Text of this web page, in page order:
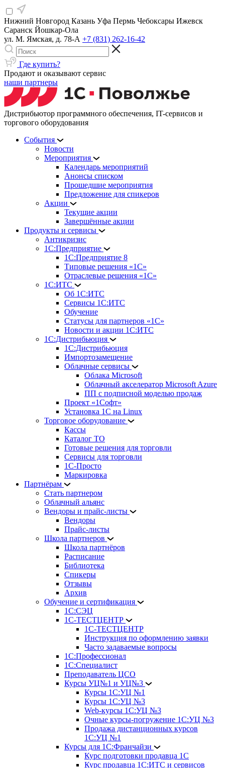
Нижний Новгород Казань Уфа Пермь Чебоксары Ижевск
Саранск Йошкар-Ола
ул. М. Ямская, д. 78-А +7 (831) 262-16-42
Где купить?
Продают и оказывают сервис
наши партнеры
Дистрибьютор программного обеспечения, IT-сервисов и
торгового оборудования
События
Новости
Мероприятия
Календарь мероприятий
Анонсы списком
Прошедшие мероприятия
Предложение для спикеров
Акции
Текущие акции
Завершённые акции
Продукты и сервисы
Антикризис
1С:Предприятие
1С:Предприятие 8
Типовые решения «1С»
Отраслевые решения «1С»
1С:ИТС
Об 1С:ИТС
Сервисы 1С:ИТС
Обучение
Статусы для партнеров «1С»
Новости и акции 1С:ИТС
1С:Дистрибьюция
1С:Дистрибьюция
Импортозамещение
Облачные сервисы
Облака Microsoft
Облачный акселератор Microsoft Azure
ПП с подписной моделью продаж
Проект «1Софт»
Установка 1С на Linux
Торговое оборудование
Кассы
Каталог ТО
Готовые решения для торговли
Сервисы для торговли
1С-Просто
Маркировка
Партнёрам
Стать партнером
Облачный альянс
Вендоры и прайс-листы
Вендоры
Прайс-листы
Школа партнеров
Школа партнёров
Расписание
Библиотека
Спикеры
Отзывы
Архив
Обучение и сертификация
1С:СЭЦ
1С-ТЕСТЦЕНТР
1С-ТЕСТЦЕНТР
Инструкция по оформлению заявки
Часто задаваемые вопросы
1С:Профессионал
1С:Специалист
Преподаватель ЦСО
Курсы УЦ№1 и УЦ№3
Курсы 1С:УЦ №1
Курсы 1С:УЦ №3
Web-курсы 1С:УЦ №3
Очные курсы-погружение 1С:УЦ №3
Продажа дистанционных курсов
1С:УЦ №1
Курсы для 1С:Франчайзи
Курс подготовки продавца 1С
Курс продавца 1С:ИТС и сервисов